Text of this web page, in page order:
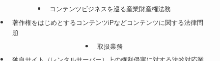
コンテンツビジネスを巡る産業財産権法務
著作権をはじめとするコンテンツiPなどコンテンツに関する法律問
題
取扱業務